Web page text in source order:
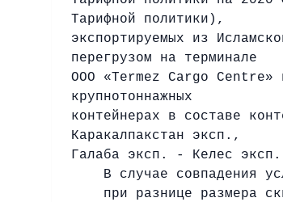
Тарифной политики),
экспортируемых из
перегрузом на терминале
ООО «Termez Cargo Centre»
крупнотоннажных
контейнерах в составе
Каракалпакстан эксп.,
Галаба эксп. - Келес эксп.
В случае совпадения
при разнице размера